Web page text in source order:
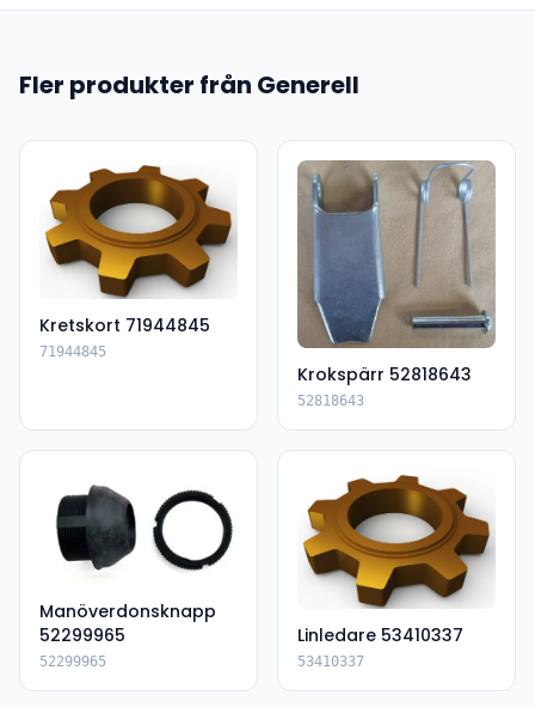
Fler produkter från Generell
Kretskort 71944845
71944845
Krokspärr 52818643
52818643
Manöverdonsknapp
52299965
52299965
Linledare 53410337
53410337